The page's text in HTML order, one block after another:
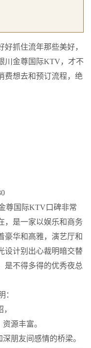
抓住流年那些美好，
川金尊国际KTV，才不
费想去和预订流程，绝
尊国际KTV口碑非常
，是一家以娱乐和商务
豪华和高雅，演艺厅和
设计别出心裁明暗交替
是不得多得的优秀夜总
：
源丰富。
朋友间感情的桥梁。